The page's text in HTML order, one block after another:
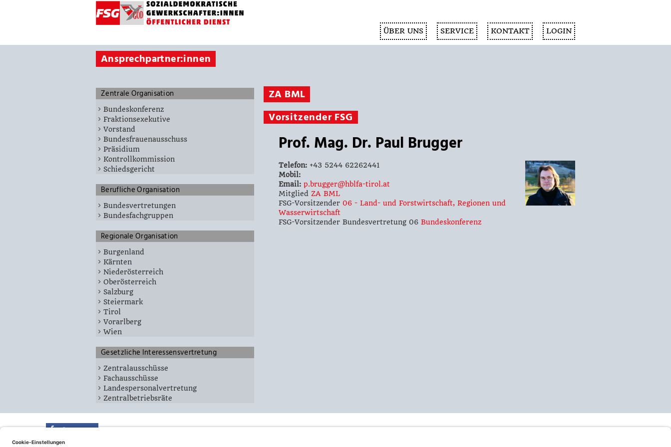
ÜBER UNS SERVICE KONTAKT LOGIN
Ansprechpartner:innen
Zentrale Organisation
Bundeskonferenz
Fraktionsexekutive
Vorstand
Bundesfrauenausschuss
Präsidium
Kontrollkommission
Schiedsgericht
Berufliche Organisation
Bundesvertretungen
Bundesfachgruppen
Regionale Organisation
Burgenland
Kärnten
Niederösterreich
Oberösterreich
Salzburg
Steiermark
Tirol
Vorarlberg
Wien
Gesetzliche Interessensvertretung
Zentralausschüsse
Fachausschüsse
Landespersonalvertretung
Zentralbetriebsräte
ZA BML
Vorsitzender FSG
Prof. Mag. Dr. Paul Brugger
Telefon:+43 5244 62262441
Mobil:
Email: p.brugger@hblfa-tirol.at
Mitglied ZA BML
FSG-Vorsitzender 06 - Land- und Forstwirtschaft, Regionen und
Wasserwirtschaft
FSG-Vorsitzender Bundesvertretung 06 Bundeskonferenz
teilen